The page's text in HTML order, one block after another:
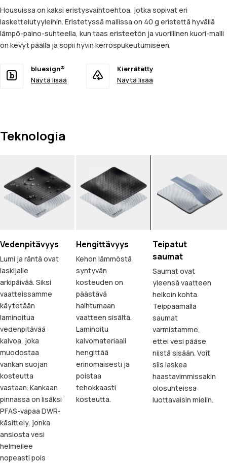
Housuissa on kaksi eristysvaihtoehtoa, jotka sopivat eri
laskettelutyyleihin. Eristetyssä mallissa on 40 g eristettä hyvällä
lämpö-paino-suhteella, kun taas eristeetön ja vuorillinen kuori-malli
on kevyt päällä ja sopii hyvin kerrospukeutumiseen.
bluesign®
Näytä lisää
Kierrätetty
Näytä lisää
Teknologia
Vedenpitävyys
Lumi ja räntä ovat
laskijalle
arkipäivää. Siksi
vaatteissamme
käytetään
laminoitua
vedenpitävää
kalvoa, joka
muodostaa
vankan suojan
kosteutta
vastaan. Kankaan
pinnassa on lisäksi
PFAS-vapaa DWR-
käsittely, jonka
ansiosta vesi
helmeilee
nopeasti pois
Hengittävyys
Kehon lämmöstä
syntyvän
kosteuden on
päästävä
haihtumaan
vaatteen sisältä.
Laminoitu
kalvomateriaali
hengittää
erinomaisesti ja
poistaa
tehokkaasti
kosteutta.
Teipatut
saumat
Saumat ovat
yleensä vaatteen
heikoin kohta.
Teippaamalla
saumat
varmistamme,
ettei vesi pääse
niistä sisään. Voit
siis laskea
haastavimmissakin
olosuhteissa
luottavaisin mielin.